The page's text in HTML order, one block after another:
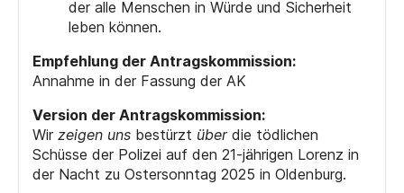
der alle Menschen in Würde und Sicherheit
leben können.
Empfehlung der Antragskommission:
Annahme in der Fassung der AK
Version der Antragskommission:
Wir zeigen uns bestürzt überdie tödlichen
Schüsse der Polizei auf den 21-jährigen Lorenz in
der Nacht zu Ostersonntag 2025 in Oldenburg.